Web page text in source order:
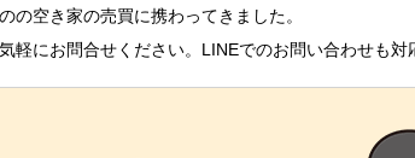
の空き家の売買に携わってきました。
軽にお問合せください。LINEでのお問い合わせも対